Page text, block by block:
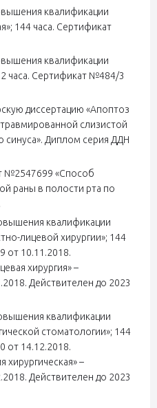
квалификации
144 часа. Сертификат
квалификации
часа. Сертификат №484/3
диссертацию «Апоптоз
слизистой
синуса». Диплом серия ДДН
№2547699 «Способ
раны в полости рта по
квалификации
лицевой хирургии»; 144
от 10.11.2018.
хирургия» –
Действителен до 2023
квалификации
стоматологии»; 144
от 14.12.2018.
хирургическая» –
Действителен до 2023